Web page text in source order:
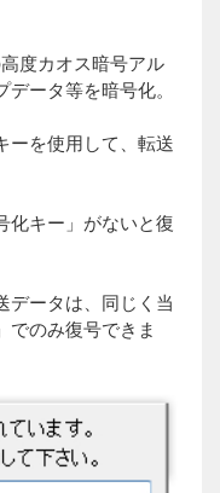
度カオス暗号アル
ータ等を暗号化。
ーを使用して、転送
化キー」がないと復
データは、同じく当
でのみ復号できま